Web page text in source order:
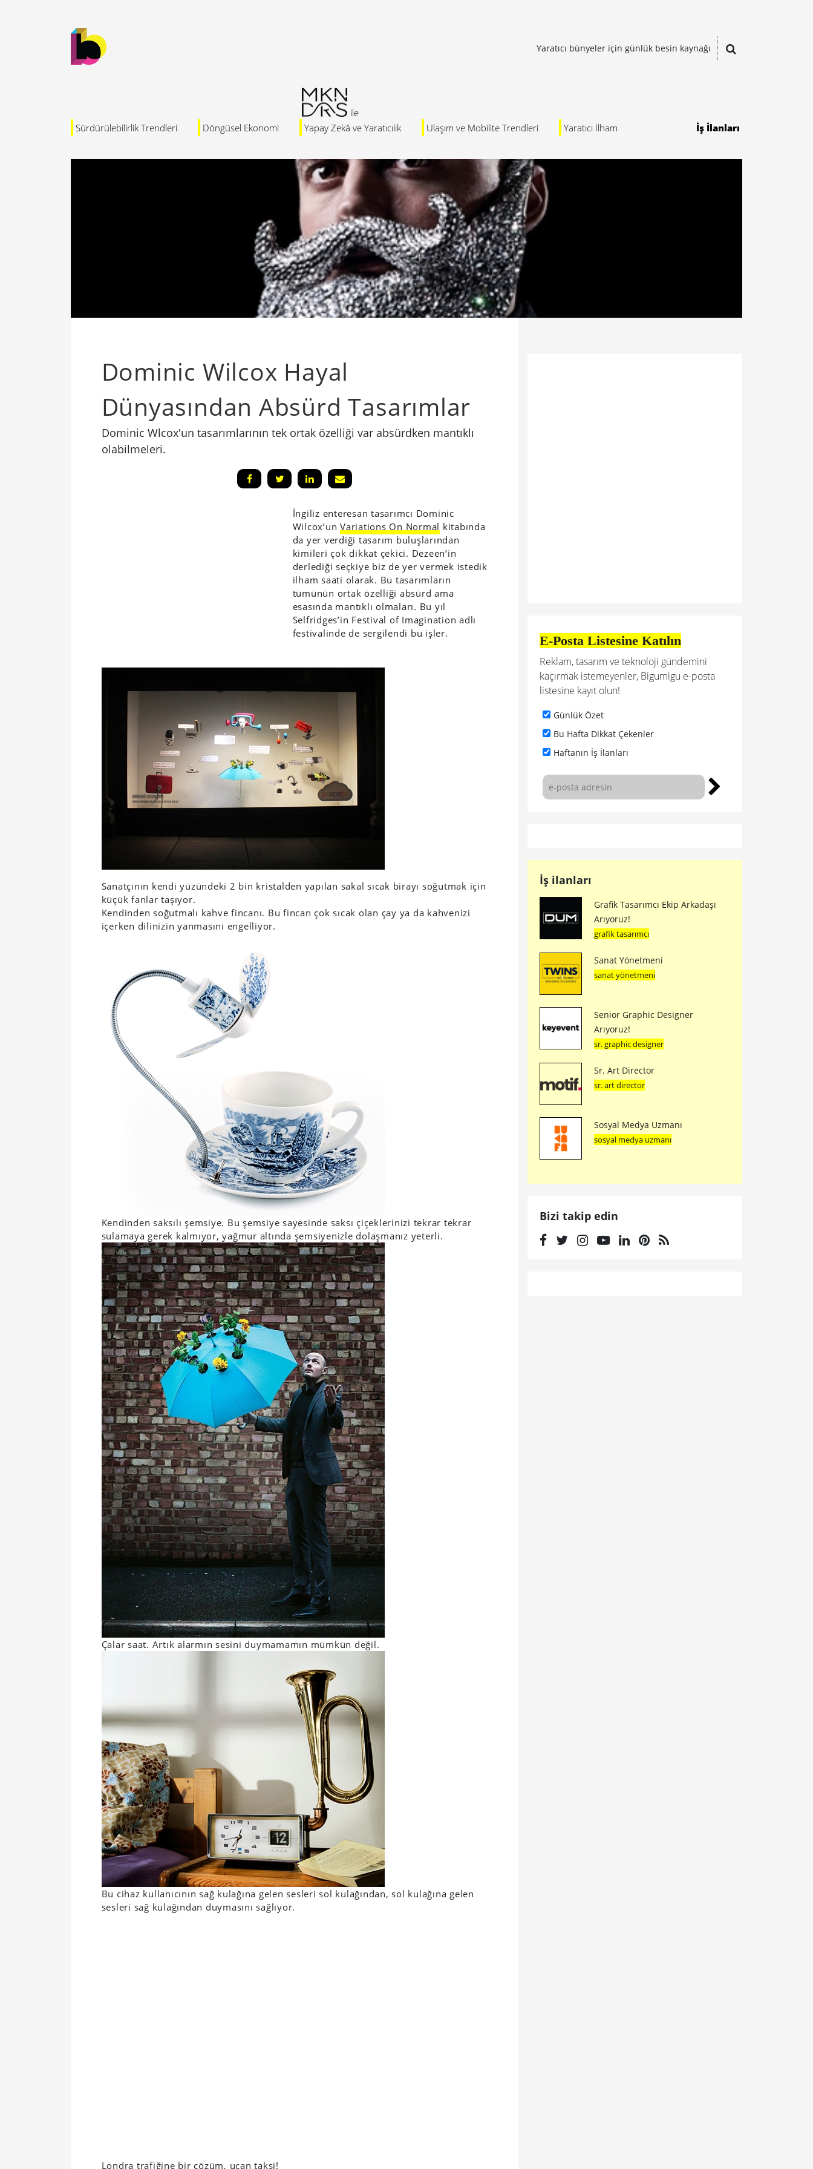
Yaratıcı bünyeler için günlük besin kaynağı
Sürdürülebilirlik Trendleri Döngüsel Ekonomi Yapay Zekâ ve Yaratıcılık Ulaşım ve Mobilite Trendleri Yaratıcı İlham İş İlanları
Dominic Wilcox Hayal
Dünyasından Absürd Tasarımlar
Dominic Wlcox'un tasarımlarının tek ortak özelliği var absürdken mantıklı
olabilmeleri.
İngiliz enteresan tasarımcı Dominic
Wilcox’unVariations On Normal kitabında
da yer verdiği tasarım buluşlarından
kimileri çok dikkat çekici. Dezeen’in
derlediği seçkiye biz de yer vermek istedik
ilham saati olarak. Bu tasarımların
tümünün ortak özelliği absürd ama
esasında mantıklı olmaları. Bu yıl
Selfridges’in Festival of Imagination adlı
festivalinde de sergilendi bu işler.
Sanatçının kendi yüzündeki 2 bin kristalden yapılan sakal sıcak birayı soğutmak için
küçük fanlar taşıyor.
Kendinden soğutmalı kahve fincanı. Bu fincan çok sıcak olan çay ya da kahvenizi
içerken dilinizin yanmasını engelliyor.
Kendinden saksılı şemsiye. Bu şemsiye sayesinde saksı çiçeklerinizi tekrar tekrar
sulamaya gerek kalmıyor, yağmur altında şemsiyenizle dolaşmanız yeterli.
Çalar saat. Artık alarmın sesini duymamamın mümkün değil.
Bu cihaz kullanıcının sağ kulağına gelen sesleri sol kulağından, sol kulağına gelen
sesleri sağ kulağından duymasını sağlıyor.
Londra trafiğine bir çözüm, uçan taksi!
E-Posta Listesine Katılın
Reklam, tasarım ve teknoloji gündemini
kaçırmak istemeyenler, Bigumigu e-posta
listesine kayıt olun!
Günlük Özet
Bu Hafta Dikkat Çekenler
Haftanın İş İlanları
İş ilanları
Grafik Tasarımcı Ekip Arkadaşı
Arıyoruz!
grafik tasarımcı
Sanat Yönetmeni
sanat yönetmeni
Senior Graphic Designer
Arıyoruz!
sr. graphic designer
Sr. Art Director
sr. art director
Sosyal Medya Uzmanı
sosyal medya uzmanı
Bizi takip edin